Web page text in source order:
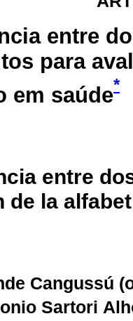
entre
para
em saúde*
entre
de la
Cangussú (
Sartori